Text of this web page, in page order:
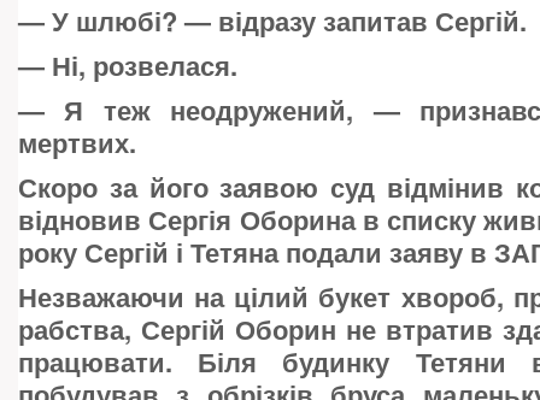
—У шлюбі? — відразу запитав Сергій.
— Ні, розвелася.
—Я теж неодружений, —
мертвих.
Скоро за його заявою суд відмінив
відновив Сергія Оборина в списку
року Сергій і Тетяна подали заяву в
Незважаючи на цілий букет хвороб,
рабства, Сергій Оборин не втратив
працювати. Біля будинку Тетяни